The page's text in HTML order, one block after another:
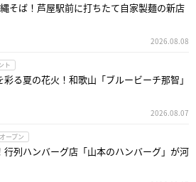
そば！芦屋駅前に打ちたて自家製麺の新店
2026.08.08
ト
彩る夏の花火！和歌山「ブルービーチ那智」
2026.08.07
ープン
行列ハンバーグ店「山本のハンバーグ」が河